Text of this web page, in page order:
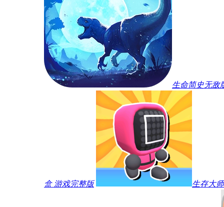
生命简史无敌
盒 游戏完整版 生存大